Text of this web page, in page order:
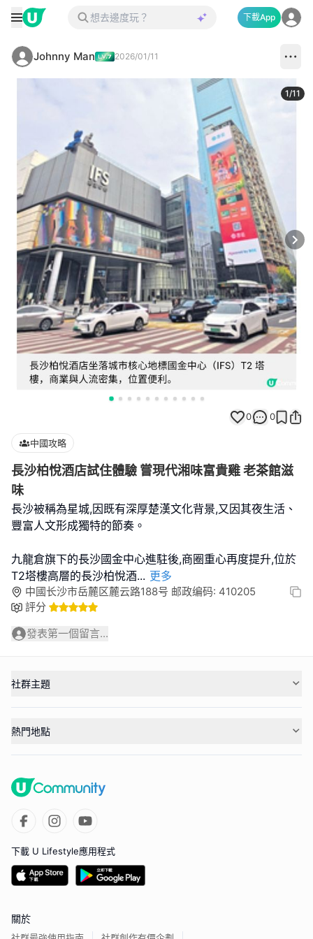
下載App
Johnny Man 2026/01/11
1/11
0 0
中國攻略
長沙柏悅酒店試住體驗 嘗現代湘味富貴雞 老茶館滋
味
長沙被稱為星城,因既有深厚楚漢文化背景,又因其夜生活、
豐富人文形成獨特的節奏。
九龍倉旗下的長沙國金中心進駐後,商圈重心再度提升,位於
T2塔樓高層的長沙柏悅酒... 更多
中國长沙市岳麓区麓云路188号 邮政编码: 410205
評分
發表第一個留言...
社群主題
熱門地點
下載 U Lifestyle應用程式
關於